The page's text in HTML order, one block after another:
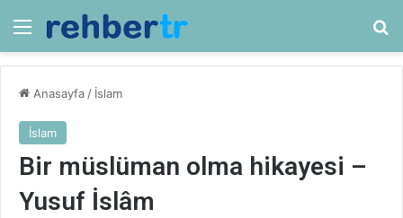
Menü
Anasayfa / İslam
İslam
Bir müslüman olma hikayesi –
Yusuf İslâm